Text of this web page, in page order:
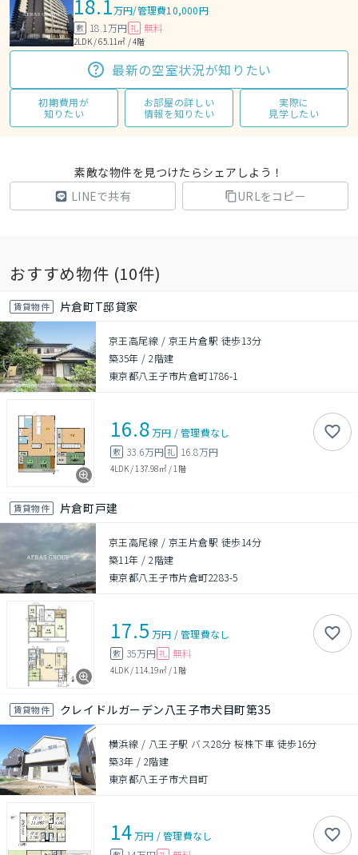
18.1万円/管理費10,000円
敷 18.1万円 礼 無料
2LDK / 65.11㎡ / 4階
最新の空室状況が知りたい
初期費用が
知りたい
お部屋の詳しい
情報を知りたい
実際に
見学したい
素敵な物件を見つけたらシェアしよう！
LINEで共有
URLをコピー
おすすめ物件 (10件)
賃貸物件 片倉町T邸貸家
京王高尾線 / 京王片倉駅 徒歩13分
築35年 /2階建
東京都八王子市片倉町1786-1
16.8万円 /管理費なし
敷 33.6万円 礼 16.8万円
4LDK/ 137.98㎡/ 1階
賃貸物件 片倉町戸建
京王高尾線 / 京王片倉駅 徒歩14分
築11年 /2階建
東京都八王子市片倉町2283-5
17.5 万円 /管理費なし
敷 35万円 礼 無料
4LDK/ 114.19㎡/ 1階
賃貸物件 クレイドルガーデン八王子市犬目町第35
横浜線 / 八王子駅 バス28分 桜株下車 徒歩16分
築3年 / 2階建
東京都八王子市犬目町
14万円 /管理費なし